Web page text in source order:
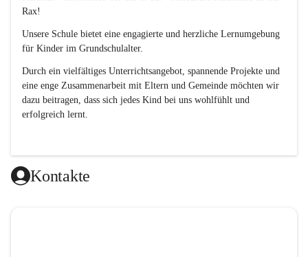
Rax!
Unsere Schule bietet eine engagierte und herzliche Lernumgebung
für Kinder im Grundschulalter.
Durch ein vielfältiges Unterrichtsangebot, spannende Projekte und
eine enge Zusammenarbeit mit Eltern und Gemeinde möchten wir
dazu beitragen, dass sich jedes Kind bei uns wohlfühlt und
erfolgreich lernt.
Kontakte